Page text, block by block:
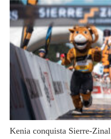
Kenia conquista Sierre-Zinal